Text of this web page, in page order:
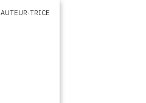
AUTEUR·TRICE